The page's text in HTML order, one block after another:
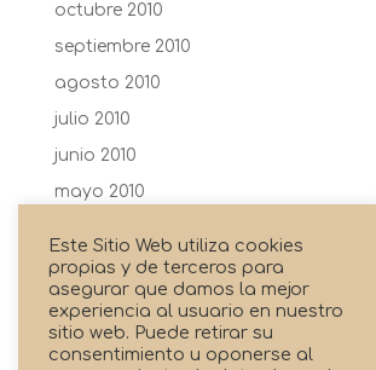
octubre 2010
septiembre 2010
agosto 2010
julio 2010
junio 2010
mayo 2010
febrero 2010
enero 2010
agosto 2009
Este Sitio Web utiliza cookies
propias y de terceros para
asegurar que damos la mejor
experiencia al usuario en nuestro
sitio web. Puede retirar su
consentimiento u oponerse al